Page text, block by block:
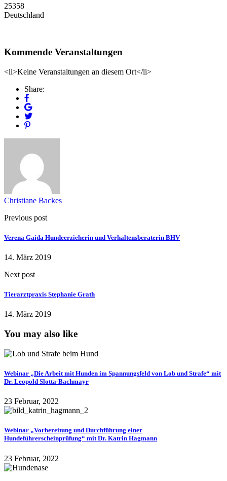
25358
Deutschland
Kommende Veranstaltungen
<li>Keine Veranstaltungen an diesem Ort</li>
Share:
Christiane Backes
Previous post
Verena Gaida Hundeerzieherin und Verhaltensberaterin BHV
14. März 2019
Next post
Tierarztpraxis Stephanie Grath
14. März 2019
You may also like
Webinar „Die Arbeit mit Hunden im Spannungsfeld von Lob und Strafe“ mit
Dr. Leopold Slotta-Bachmayr
23 Februar, 2022
Webinar „Vorbereitung und Durchführung einer
Hundeführerscheinprüfung“ mit Dr. Katrin Hagmann
23 Februar, 2022